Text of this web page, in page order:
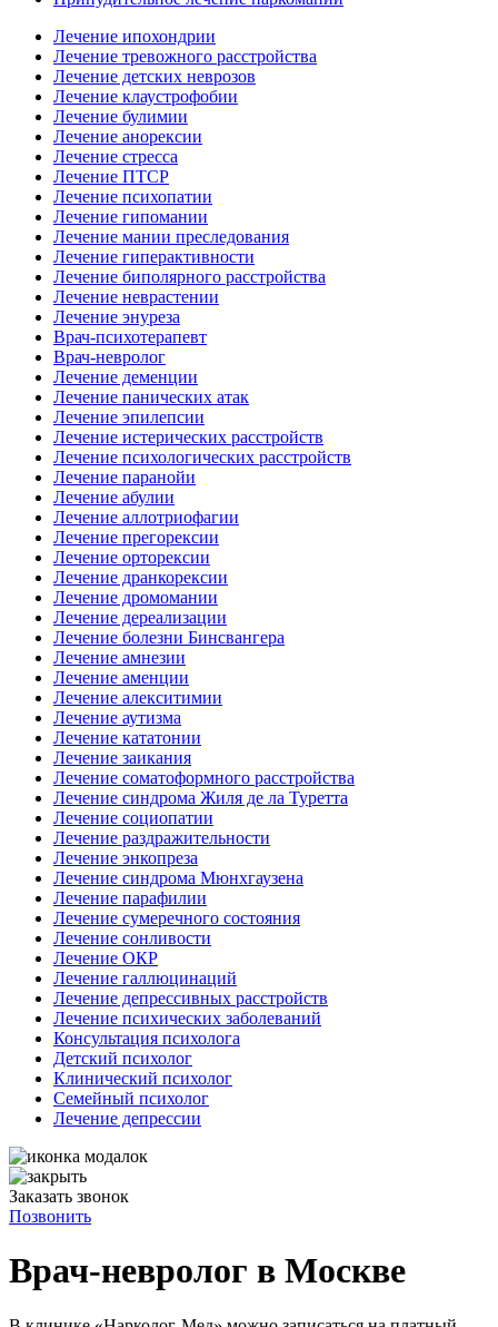
Лечение ипохондрии
Лечение тревожного расстройства
Лечение детских неврозов
Лечение клаустрофобии
Лечение булимии
Лечение анорексии
Лечение стресса
Лечение ПТСР
Лечение психопатии
Лечение гипомании
Лечение мании преследования
Лечение гиперактивности
Лечение биполярного расстройства
Лечение неврастении
Лечение энуреза
Врач-психотерапевт
Врач-невролог
Лечение деменции
Лечение панических атак
Лечение эпилепсии
Лечение истерических расстройств
Лечение психологических расстройств
Лечение паранойи
Лечение абулии
Лечение аллотриофагии
Лечение прегорексии
Лечение орторексии
Лечение дранкорексии
Лечение дромомании
Лечение дереализации
Лечение болезни Бинсвангера
Лечение амнезии
Лечение аменции
Лечение алекситимии
Лечение аутизма
Лечение кататонии
Лечение заикания
Лечение соматоформного расстройства
Лечение синдрома Жиля де ла Туретта
Лечение социопатии
Лечение раздражительности
Лечение энкопреза
Лечение синдрома Мюнхгаузена
Лечение парафилии
Лечение сумеречного состояния
Лечение сонливости
Лечение ОКР
Лечение галлюцинаций
Лечение депрессивных расстройств
Лечение психических заболеваний
Консультация психолога
Детский психолог
Клинический психолог
Семейный психолог
Лечение депрессии
Заказать звонок
Позвонить
Врач-невролог в Москве